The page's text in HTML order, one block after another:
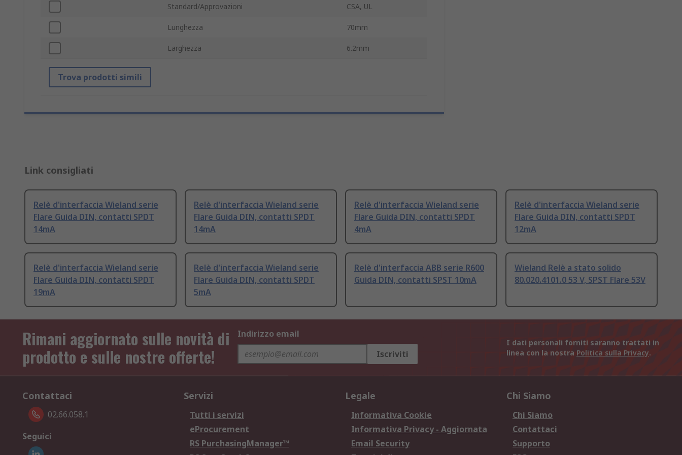
Standard/Approvazioni CSA, UL
Lunghezza 70mm
Larghezza 6.2mm
Trova prodotti simili
Link consigliati
Relè d'interfaccia Wieland serie
Flare Guida DIN, contatti SPDT
14mA
Relè d'interfaccia Wieland serie
Flare Guida DIN, contatti SPDT
14mA
Relè d'interfaccia Wieland serie
Flare Guida DIN, contatti SPDT
4mA
Relè d'interfaccia Wieland serie
Flare Guida DIN, contatti SPDT
12mA
Relè d'interfaccia Wieland serie
Flare Guida DIN, contatti SPDT
19mA
Relè d'interfaccia Wieland serie
Flare Guida DIN, contatti SPDT
5mA
Relè d'interfaccia ABB serie R600
Guida DIN, contatti SPST 10mA
Wieland Relè a stato solido
80.020.4101.0 53 V, SPST Flare 53V
Rimani aggiornato sulle novità di
prodotto e sulle nostre offerte!
Indirizzo email
Iscriviti
I dati personali forniti saranno trattati in
linea con la nostra Politica sulla Privacy.
Contattaci
02.66.058.1
Seguici
Servizi
Tutti i servizi
eProcurement
RS PurchasingManager™
Legale
Informativa Cookie
Informativa Privacy - Aggiornata
Email Security
Chi Siamo
Chi Siamo
Contattaci
Supporto